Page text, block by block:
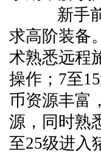
新手前
求高阶装备
术熟悉远程
操作；7至
币资源丰富
源，同时熟
至25级进入